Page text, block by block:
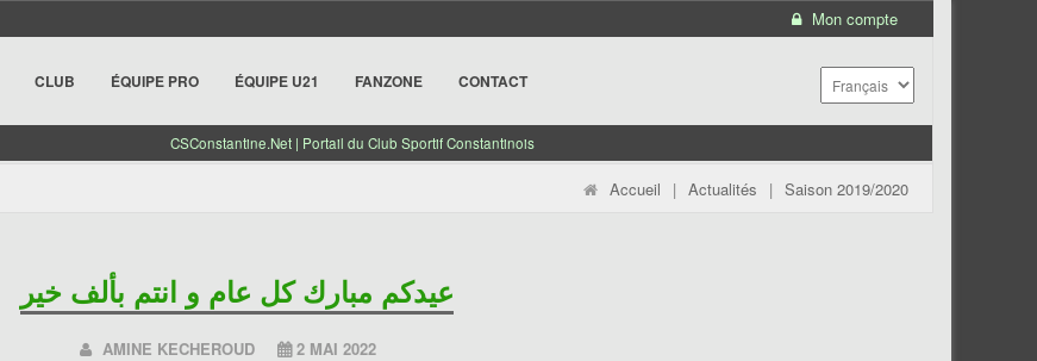
Mon compte
CLUB ÉQUIPE PRO ÉQUIPE U21 FANZONE CONTACT
CSConstantine.Net | Portail du Club Sportif Constantinois
Accueil | Actualités | Saison 2019/2020
عيدكم مبارك كل عام و انتم بألف خير
AMINE KECHEROUD 2 MAI 2022